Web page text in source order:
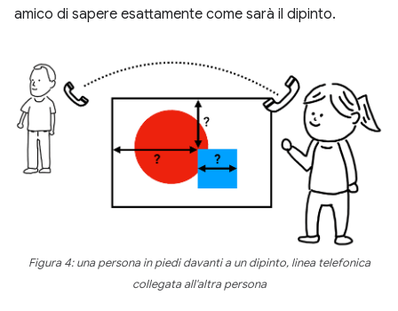
amico di sapere esattamente come sarà il dipinto.
Figura 4: una persona in piedi davanti a un dipinto, linea telefonica
collegata all'altra persona